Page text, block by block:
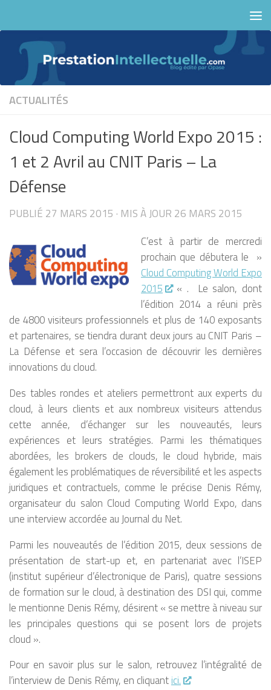
ACTUALITÉS
Cloud Computing World Expo 2015 :
1 et 2 Avril au CNIT Paris – La
Défense
PUBLIÉ 27 MARS 2015 · MIS À JOUR 26 MARS 2015
C’est à partir de mercredi
prochain que débutera le »
Cloud Computing World Expo
2015
« . Le salon, dont
l’édition 2014 a réuni près
de 4800 visiteurs professionnels et plus de 140 exposants
et partenaires, se tiendra durant deux jours au CNIT Paris –
La Défense et sera l’occasion de découvrir les dernières
innovations du cloud.
Des tables rondes et ateliers permettront aux experts du
cloud, à leurs clients et aux nombreux visiteurs attendus
cette année, d’échanger sur les nouveautés, leurs
expériences et leurs stratégies. Parmi les thématiques
abordées, les brokers de clouds, le cloud hybride, mais
également les problématiques de réversibilité et les aspects
juridiques et contractuels, comme le précise Denis Rémy,
organisateur du salon Cloud Computing World Expo, dans
une interview accordée au Journal du Net.
Parmi les nouveautés de l’édition 2015, deux sessions de
présentation de start-up et, en partenariat avec l’ISEP
(institut supérieur d’électronique de Paris), quatre sessions
de formation sur le cloud, à destination des DSI qui, comme
le mentionne Denis Rémy, désirent « se mettre à niveau sur
les principales questions qui se posent lors de projets
cloud ».
Pour en savoir plus sur le salon, retrouvez l’intégralité de
l’interview de Denis Rémy, en cliquant ici.